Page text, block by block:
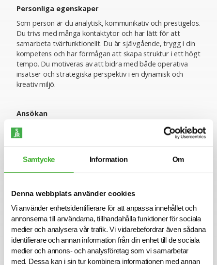
Samtycke Information Om
Denna webbplats använder cookies
Vi använder enhetsidentifierare för att anpassa innehållet och
annonserna till användarna, tillhandahålla funktioner för sociala
medier och analysera vår trafik. Vi vidarebefordrar även sådana
identifierare och annan information från din enhet till de sociala
medier och annons- och analysföretag som vi samarbetar
med. Dessa kan i sin tur kombinera informationen med annan
Personliga egenskaper
Som person är du analytisk, kommunikativ och prestigelös.
Du trivs med många kontaktytor och har lätt för att
samarbeta tvärfunktionellt. Du är självgående, trygg i din
kompetens och har förmågan att skapa struktur i ett högt
tempo. Du motiveras av att bidra med både operativa
insatser och strategiska perspektiv i en dynamisk och
kreativ miljö.
Ansökan
Vi intervjuar löpande och tjänsten kan komma att tillsättas
innan ansökningstiden har gått ut. Sista ansökningsdag är
2026-04-01.
Varmt välkommen med din ansökan!
Konsult hos SJR
Att arbeta som konsult hos SJR innebär att du blir en del
av en dedikerad organisation med kompetens att ge dig
perfekta förutsättningar att utvecklas både inom din
yrkesroll och på ett personligt plan. Du får tillgång till vårt
stora nätverk av intressanta företag och uppdragsgivare
och därmed en unik möjlighet att ta din karriär till nästa